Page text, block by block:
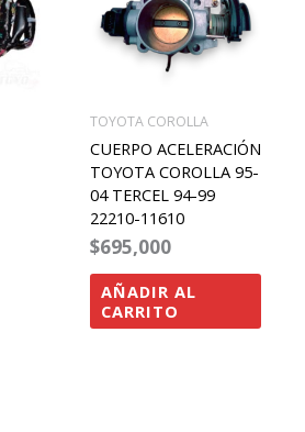
TOYOTA COROLLA
CUERPO ACELERACIÓN
TOYOTA COROLLA 95-
04 TERCEL 94-99
22210-11610
$695,000
AÑADIR AL
CARRITO